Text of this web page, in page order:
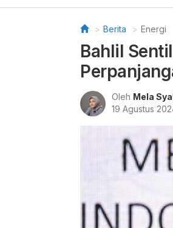
Berita Energi
Bahlil
Oleh Mela
19 Agustus